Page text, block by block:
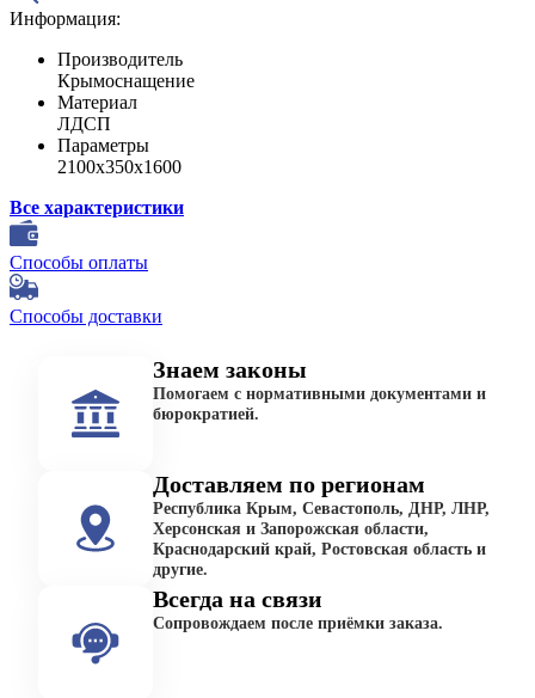
Информация:
Производитель
Крымоснащение
Материал
ЛДСП
Параметры
2100х350х1600
Все характеристики
Способы оплаты
Способы доставки
Знаем законы
Помогаем с нормативными документами и
бюрократией.
Доставляем по регионам
Республика Крым, Севастополь, ДНР, ЛНР,
Херсонская и Запорожская области,
Краснодарский край, Ростовская область и
другие.
Всегда на связи
Сопровождаем после приёмки заказа.